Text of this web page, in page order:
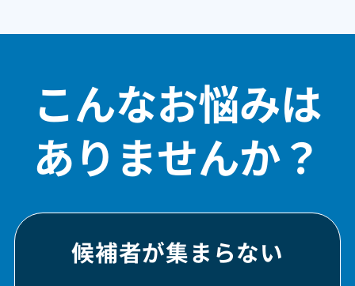
こんなお悩みは
ありませんか？
候補者が集まらない